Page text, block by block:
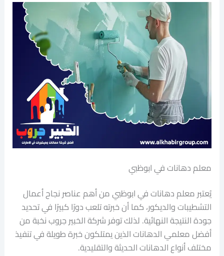
معلم دهانات في ابوظبي
يُعتبر معلم دهانات في ابوظبي من أهم عناصر نجاح أعمال
التشطيبات والديكور، كما أن خبرته تلعب دورًا كبيرًا في تحديد
جودة النتيجة النهائية. لذلك توفر شركة الخبير جروب نخبة من
أفضل معلمي الدهانات الذين يمتلكون خبرة طويلة في تنفيذ
مختلف أنواع الدهانات الحديثة والتقليدية.